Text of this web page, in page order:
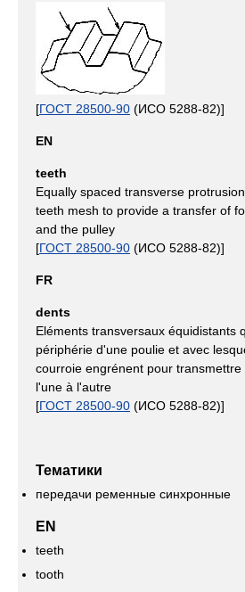
[ГОСТ 28500-90 (ИСО 5288-82)]
EN
teeth
Equally spaced transverse
teeth mesh to provide a transfer of
and the pulley
[ГОСТ 28500-90 (ИСО 5288-82)]
FR
dents
Eléments transversaux équidistants
périphérie d'une poulie et avec
courroie engrénent pour
l'une à l'autre
[ГОСТ 28500-90 (ИСО 5288-82)]
Тематики
передачи ременные синхронные
EN
teeth
tooth